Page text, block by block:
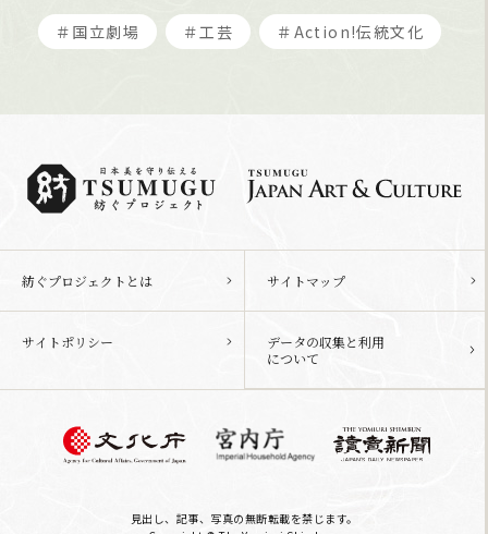
＃国立劇場 ＃工芸 ＃Action!伝統文化
紡ぐプロジェクトとは サイトマップ
サイトポリシー
データの収集と利用
について
見出し、記事、写真の無断転載を禁じます。